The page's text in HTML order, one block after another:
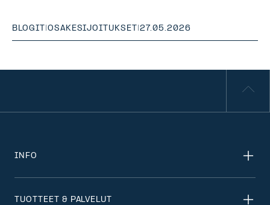
BLOGIT |OSAKESIJOITUKSET |27.05.2026
INFO
TUOTTEET & PALVELUT